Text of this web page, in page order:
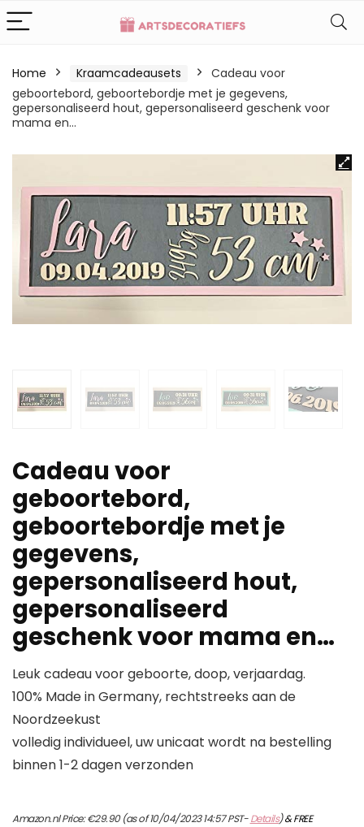
Home Kraamcadeausets
Cadeau voor
geboortebord, geboortebordje met je gegevens,
gepersonaliseerd hout, gepersonaliseerd geschenk voor
mama en…
Cadeau voor
geboortebord,
geboortebordje met je
gegevens,
gepersonaliseerd hout,
gepersonaliseerd
geschenk voor mama en…
Leuk cadeau voor geboorte, doop, verjaardag.
100% Made in Germany, rechtstreeks aan de
Noordzeekust
volledig individueel, uw unicaat wordt na bestelling
binnen 1-2 dagen verzonden
Amazon.nl Price:€29.90(as of 10/04/2023 14:57 PST-Details)&FREE